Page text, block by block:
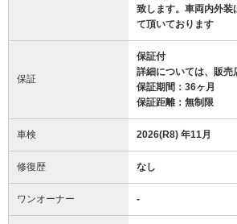
致します。車両内外装
て頂いております
保証
保証付
詳細については、販売
保証期間：36ヶ月
保証距離：無制限
車検 2026(R8) 年11月
修復歴 なし
ワンオーナー -